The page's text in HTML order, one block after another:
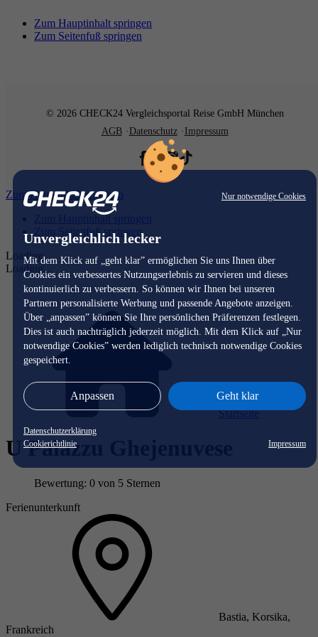
Nur notwendige Cookies
Unvergleichlich lecker
Mit dem Klick auf „geht klar” ermöglichen Sie uns Ihnen über
Cookies ein verbessertes Nutzungserlebnis zu servieren und dieses
kontinuierlich zu verbessern. So können wir Ihnen bei unseren
Partnern personalisierte Werbung und passende Angebote anzeigen.
Über „anpassen” können Sie Ihre persönlichen Präferenzen festlegen.
Dies ist auch nachträglich jederzeit möglich. Mit dem Klick auf „Nur
notwendige Cookies” werden lediglich technisch notwendige Cookies
gespeichert.
Anpassen Geht klar
Datenschutzerklärung
Cookierichtlinie
Impressum
Zum Hauptinhalt springen
Zum Seitenfuß springen
© 2026 CHECK24 Vergleichsportal Reise GmbH München
AGB
Datenschutz Impressum
Zum Hauptinhalt springen
Zum Hauptinhalt springen
Zum Seitenfuß springen
Loading...
Loading...
Startseite
U Palazzu Ghejenuvese
Bewertung: 0 von 5 Sternen
Ferienunterkunft
Bastia, Korsika,
Frankreich